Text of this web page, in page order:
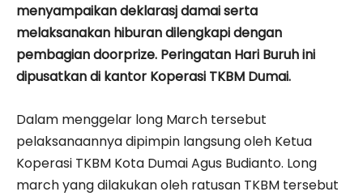
menyampaikan deklarasj damai serta
melaksanakan hiburan dilengkapi dengan
pembagian doorprize. Peringatan Hari Buruh ini
dipusatkan di kantor Koperasi TKBM Dumai.
Dalam menggelar long March tersebut
pelaksanaannya dipimpin langsung oleh Ketua
Koperasi TKBM Kota Dumai Agus Budianto. Long
march yang dilakukan oleh ratusan TKBM tersebut